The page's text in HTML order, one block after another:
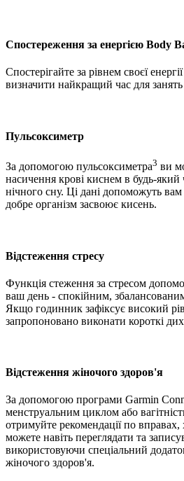
Спостереження за енергією Body
Спостерігайте за рівнем своєї
визначити найкращий час для занять
Пульсоксиметр
За допомогою пульсоксиметра3 ви
насичення крові киснем в будь-який
нічного сну. Ці дані допоможуть вам
добре організм засвоює кисень.
Відстеження стресу
Функція стеження за стресом
ваш день - спокійним,
Якщо годинник зафіксує високий
запропоновано виконати короткі
Відстеження жіночого здоров'я
За допомогою програми Garmin
менструальним циклом або
отримуйте рекомендації по
можете навіть переглядати та
використовуючи спеціальний
жіночого здоров'я.